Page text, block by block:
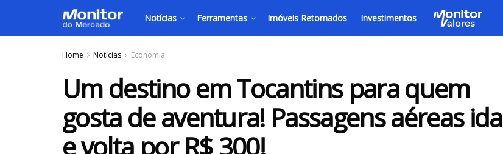
Notícias Ferramentas Imóveis Retomados Investimentos
Home Notícias Economia
Um destino em Tocantins para quem
gosta de aventura! Passagens aéreas ida
e volta por R$ 300!